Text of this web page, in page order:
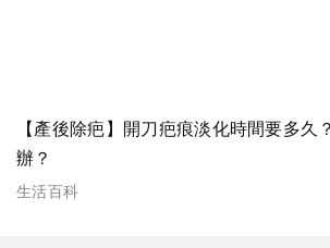
【產後除疤】開刀疤痕淡化時間要多久
辦？
生活百科